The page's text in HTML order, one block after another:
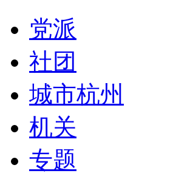
党派
社团
城市杭州
机关
专题